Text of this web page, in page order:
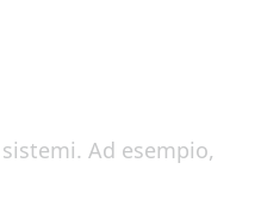
. Ad esempio,